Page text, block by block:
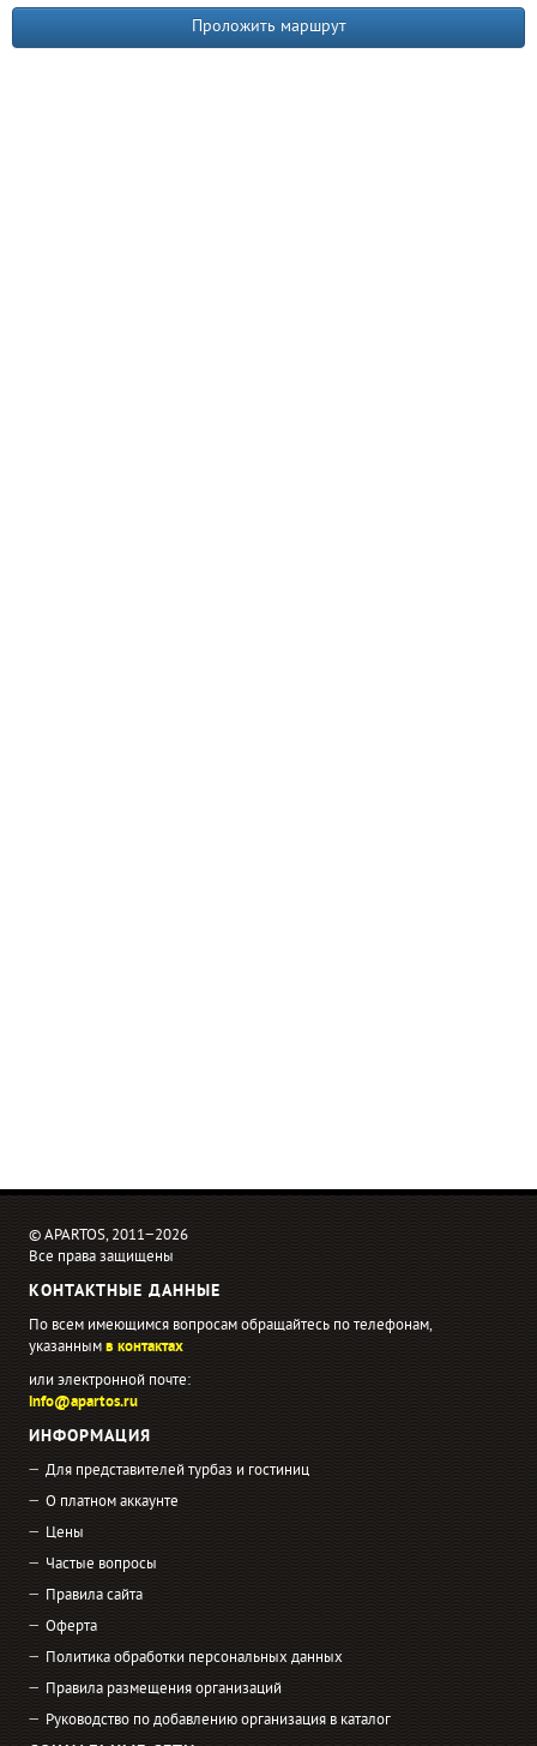
Проложить маршрут
© APARTOS, 2011−2026
Все права защищены
КОНТАКТНЫЕ ДАННЫЕ
По всем имеющимся вопросам обращайтесь по телефонам,
указаннымв контактах
или электронной почте:
info@apartos.ru
ИНФОРМАЦИЯ
Для представителей турбаз и гостиниц
О платном аккаунте
Цены
Частые вопросы
Правила сайта
Оферта
Политика обработки персональных данных
Правила размещения организаций
Руководство по добавлению организация в каталог